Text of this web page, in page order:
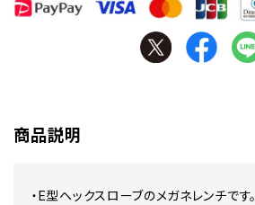
商品説明
・E型ヘックスローブのメガネレンチです。